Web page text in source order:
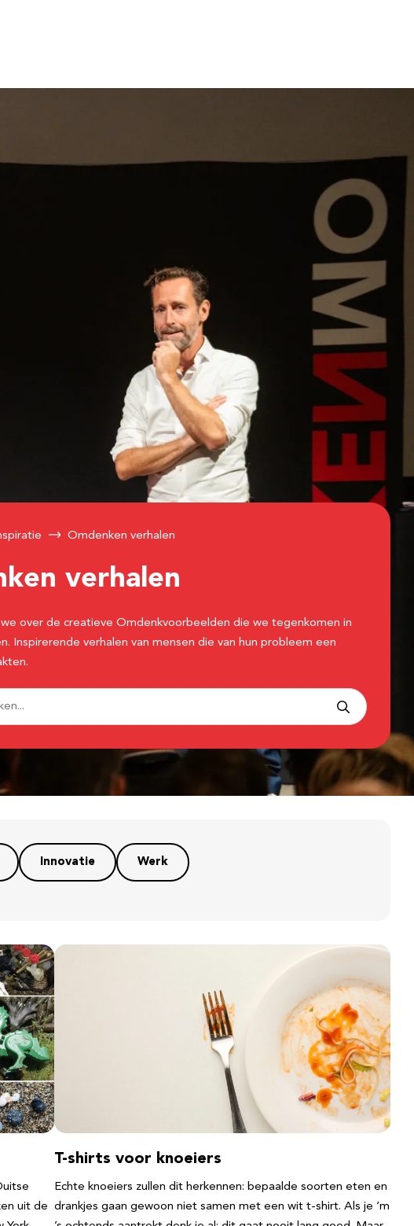
Omdenken verhalen
verhalen
we over de creatieve Omdenkvoorbeelden die we tegenkomen in
Inspirerende verhalen van mensen die van hun probleem een
Innovatie Werk
uit de
T-shirts voor knoeiers
Echte knoeiers zullen dit herkennen: bepaalde soorten eten en
drankjes gaan gewoon niet samen met een wit t-shirt. Als je ‘m